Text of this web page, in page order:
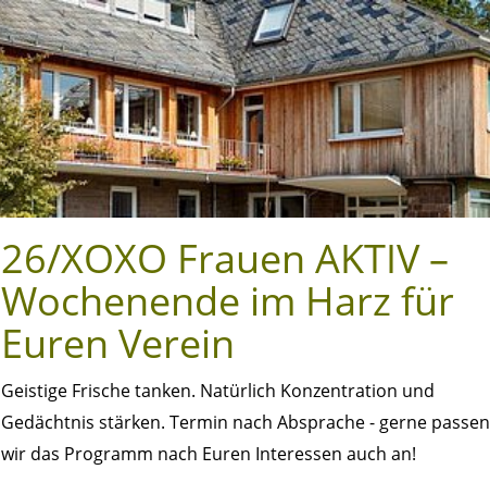
26/XOXO Frauen AKTIV –
Wochenende im Harz für
Euren Verein
Geistige Frische tanken. Natürlich Konzentration und
Gedächtnis stärken. Termin nach Absprache - gerne passen
wir das Programm nach Euren Interessen auch an!